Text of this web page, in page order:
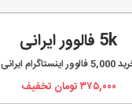
5k فالوور ایرانی
5,000فالوور اینستاگرام ایرانی
۳۷۵,۰۰۰تومان تخفیف